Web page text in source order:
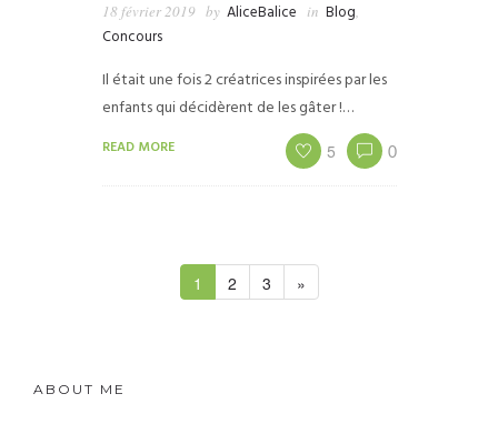
18 février 2019 by AliceBalice in Blog,
Concours
Il était une fois 2 créatrices inspirées par les
enfants qui décidèrent de les gâter !…
READ MORE 5 0
1 2 3 »
ABOUT ME